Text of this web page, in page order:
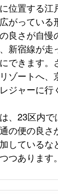
位置する江
がっている
良さが自慢
新宿線が走
できます。
ゾートへ、
ジャーに行
、23区内で
の便の良さ
しているな
つあります。